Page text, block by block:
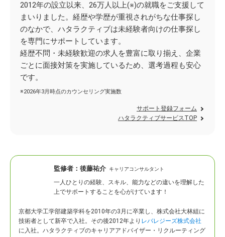
2012年の設立以来、26万人以上(※)の就職をご支援して
まいりました。経歴や学歴が重視されがちな仕事探し
のなかで、ハタラクティブは未経験者向けの仕事探し
を専門にサポートしています。
経歴不問・未経験歓迎の求人を豊富に取り揃え、企業
ごとに面接対策を実施しているため、選考過程も安心
です。
※2026年3月時点のカウンセリング実施数
サポート登録フォーム
ハタラクティブサービスTOP
監修者： 後藤祐介 キャリアコンサルタント
一人ひとりの経験、スキル、能力などの違いを理解した
上でサポートすることを心がけています！
京都大学工学部建築学科を2010年の3月に卒業し、株式会社大林組に
技術者として新卒で入社。 その後2012年より レバレジーズ株式会社
に入社。ハタラクティブのキャリアアドバイザー・リクルーティング